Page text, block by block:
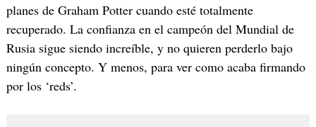
planes de Graham Potter cuando esté totalmente
recuperado. La confianza en el campeón del Mundial de
Rusia sigue siendo increíble, y no quieren perderlo bajo
ningún concepto. Y menos, para ver como acaba firmando
por los ‘reds’.